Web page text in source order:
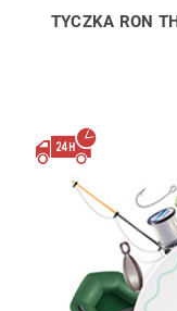
TYCZKA RON